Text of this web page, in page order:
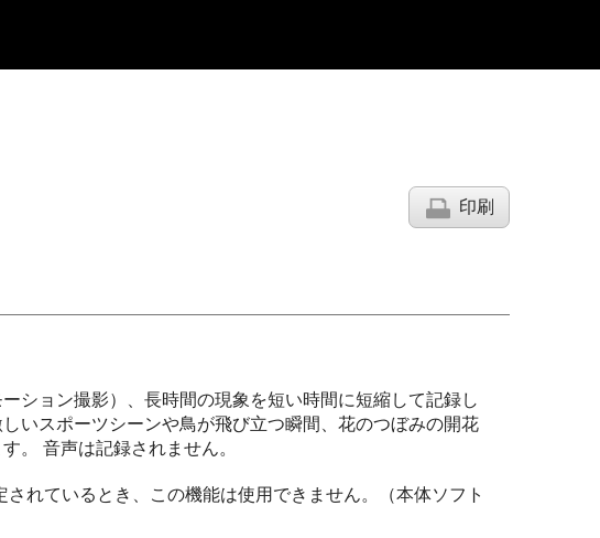
印刷
ション撮影）、長時間の現象を短い時間に短縮して記録し
いスポーツシーンや鳥が飛び立つ瞬間、花のつぼみの開花
。 音声は記録されません。
されているとき、この機能は使用できません。（本体ソフト